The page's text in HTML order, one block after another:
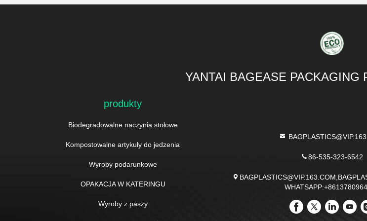
YANTAI BAGEASE PACKAGING
produkty
Biodegradowalne naczynia stołowe
Kompostowalne artykuły do jedzenia
Wyroby podarunkowe
OPAKACJA W KATERINGU
Wyroby z paszy
86-535-323-6542